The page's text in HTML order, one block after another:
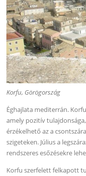
Korfu, Görögország
Éghajlata mediterrán.
amely pozitív
érzékelhető az a
szigeteken. Július a
rendszeres esőzésekre
Korfu szerfelett felkapott